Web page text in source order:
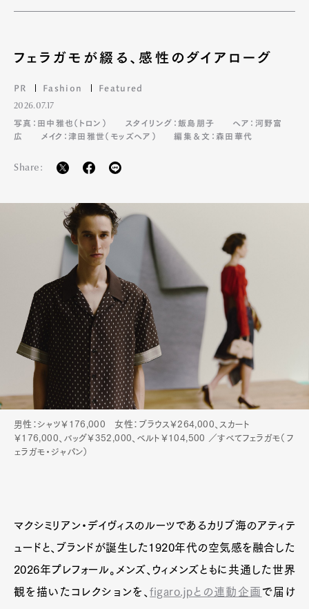
Pen Meet
フェラガモが綴る、感性のダイアローグ
PR Fashion Featured
2026.07.17
写真：田中雅也（トロン）
スタイリング：飯島朋子
ヘア：河野富
広
メイク：津田雅世（モッズヘア） 編集＆文：森田華代
Share:
男性：シャツ￥176,000 女性：ブラウス￥264,000、スカート
￥176,000、バッグ￥352,000、ベルト￥104,500 ／すべてフェラガモ（フ
ェラガモ・ジャパン）
マクシミリアン・デイヴィスのルーツであるカリブ海のアティテ
ュードと、ブランドが誕生した1920年代の空気感を融合した
2026年プレフォール。メンズ、ウィメンズともに共通した世界
観を描いたコレクションを、figaro.jpとの連動企画 で届け